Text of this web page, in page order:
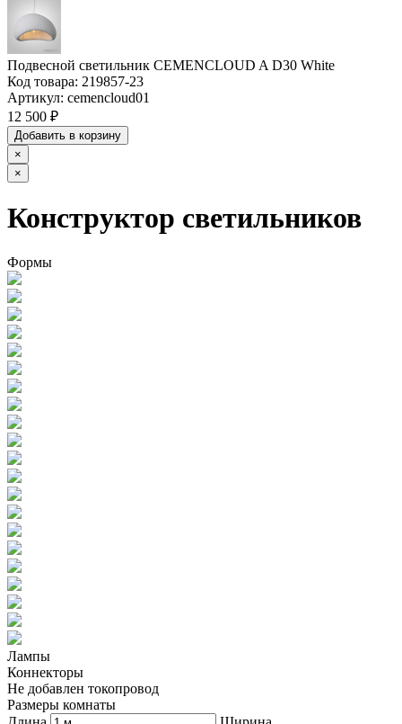
Подвесной светильник CEMENCLOUD A D30 White
Код товара: 219857-23
Артикул: cemencloud01
12 500 ₽
Добавить в корзину
×
×
Конструктор светильников
Формы
Лампы
Коннекторы
Не добавлен токопровод
Размеры комнаты